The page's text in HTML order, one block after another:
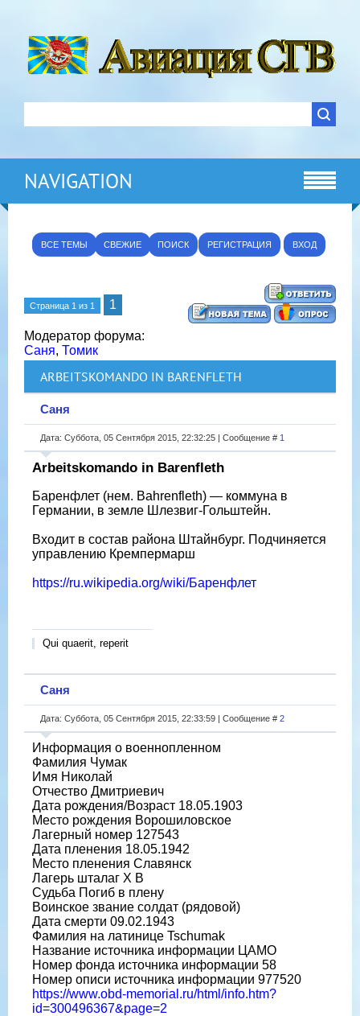
NAVIGATION
ВСЕ ТЕМЫ СВЕЖИЕ ПОИСК РЕГИСТРАЦИЯ ВХОД
Страница 1 из 1 1
Модератор форума:
Саня, Томик
ARBEITSKOMANDO IN BARENFLETH
Саня
Дата: Суббота, 05 Сентября 2015, 22:32:25 | Сообщение # 1
Arbeitskomando in Barenfleth
Баренфлет (нем. Bahrenfleth) — коммуна в
Германии, в земле Шлезвиг-Гольштейн.
Входит в состав района Штайнбург. Подчиняется
управлению Кремпермарш
https://ru.wikipedia.org/wiki/Баренфлет
Qui quaerit, reperit
Саня
Дата: Суббота, 05 Сентября 2015, 22:33:59 | Сообщение # 2
Информация о военнопленном
Фамилия Чумак
Имя Николай
Отчество Дмитриевич
Дата рождения/Возраст 18.05.1903
Место рождения Ворошиловское
Лагерный номер 127543
Дата пленения 18.05.1942
Место пленения Славянск
Лагерь шталаг X B
Судьба Погиб в плену
Воинское звание солдат (рядовой)
Дата смерти 09.02.1943
Фамилия на латинице Tschumak
Название источника информации ЦАМО
Номер фонда источника информации 58
Номер описи источника информации 977520
https://www.obd-memorial.ru/html/info.htm?
id=300496367&page=2